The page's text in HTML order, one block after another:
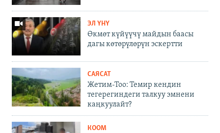
ЭЛ ҮНҮ
Өкмөт күйүүчү майдын баасы
дагы көтөрүлөрүн эскертти
САЯСАТ
Жетим-Тоо: Темир кендин
тегерегиндеги талкуу эмнени
каңкуулайт?
КООМ